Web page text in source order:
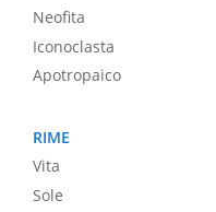
Neofita
Iconoclasta
Apotropaico
RIME
Vita
Sole